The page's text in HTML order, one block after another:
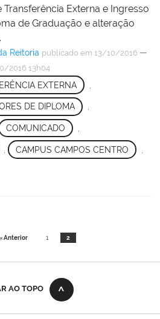
Externa e Ingresso
de Graduação e alteração
Reitoria publicado em 13/10/2016 —
2016 13h04
EXTERNA
DE DIPLOMA ,
COMUNICADO
CAMPUS CAMPOS CENTRO
Anterior 1 2
AO TOPO